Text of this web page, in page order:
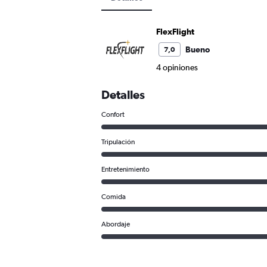
FlexFlight
7,0
Bueno
4 opiniones
Detalles
Confort
Tripulación
Entretenimiento
Comida
Abordaje